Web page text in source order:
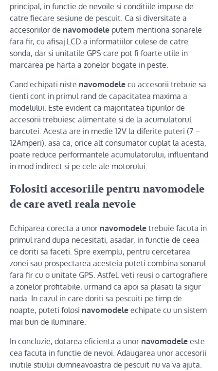
principal, in functie de nevoile si conditiile impuse de
catre fiecare sesiune de pescuit. Ca si diversitate a
accesoriilor de navomodele putem mentiona sonarele
fara fir, cu afisaj LCD a informatiilor culese de catre
sonda, dar si unitatile GPS care pot fi foarte utile in
marcarea pe harta a zonelor bogate in peste.
Cand echipati niste navomodele cu accesorii trebuie sa
tienti cont in primul rand de capacitatea maxima a
modelului. Este evident ca majoritatea tipurilor de
accesorii trebuiesc alimentate si de la acumulatorul
barcutei. Acesta are in medie 12V la diferite puteri (7 –
12Amperi), asa ca, orice alt consumator cuplat la acesta,
poate reduce performantele acumulatorului, influentand
in mod indirect si pe cele ale motorului.
Folositi accesoriile pentru navomodele
de care aveti reala nevoie
Echiparea corecta a unor navomodele trebuie facuta in
primul rand dupa necesitati, asadar, in functie de ceea
ce doriti sa faceti. Spre exemplu, pentru cercetarea
zonei sau prospectarea acesteia puteti combina sonarul
fara fir cu o unitate GPS. Astfel, veti reusi o cartografiere
a zonelor profitabile, urmand ca apoi sa plasati la sigur
nada. In cazul in care doriti sa pescuiti pe timp de
noapte, puteti folosi navomodele echipate cu un sistem
mai bun de iluminare.
In concluzie, dotarea eficienta a unor navomodele este
cea facuta in functie de nevoi. Adaugarea unor accesorii
inutile stiului dumneavoastra de pescuit nu va va ajuta.